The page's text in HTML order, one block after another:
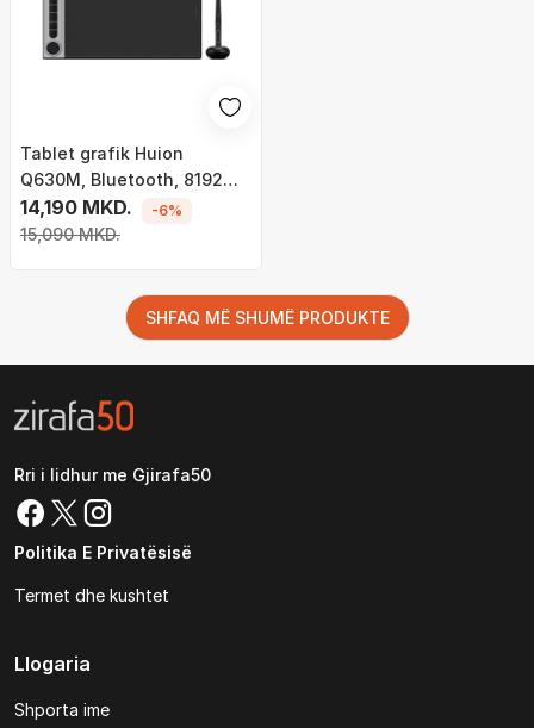
Tablet grafik Huion
Q630M, Bluetooth, 8192
nivele presioni, i zi
14,190 MKD.
15,090 MKD.
-6%
SHFAQ MË SHUMË PRODUKTE
Rri i lidhur me Gjirafa50
Politika E Privatësisë
Termet dhe kushtet
Llogaria
Shporta ime